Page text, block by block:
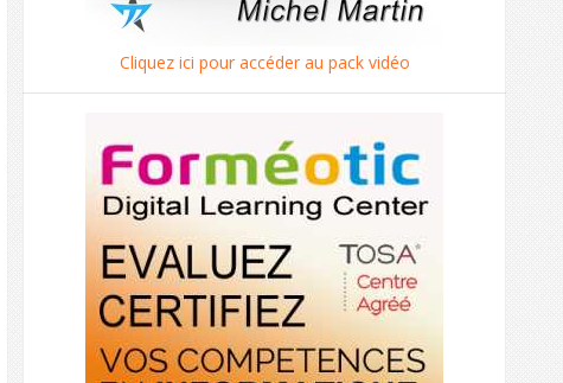
Cliquez ici pour accéder au pack vidéo